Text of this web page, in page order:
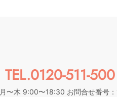
TEL.0120-511-500
月〜木 9:00〜18:30 お問合せ番号